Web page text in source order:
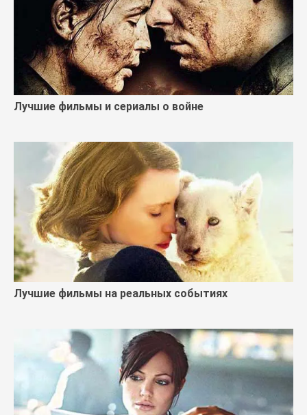
Лучшие фильмы и сериалы о войне
Лучшие фильмы на реальных событиях